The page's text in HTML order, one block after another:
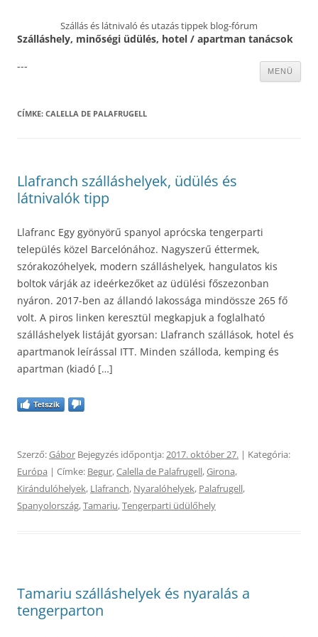
Szállás és látnivaló és utazás tippek blog-fórum
Szálláshely, minőségi üdülés, hotel / apartman tanácsok
MENÜ
---
CÍMKE: CALELLA DE PALAFRUGELL
Llafranch szálláshelyek, üdülés és
látnivalók tipp
Llafranc Egy gyönyörű spanyol aprócska tengerparti
település közel Barcelónához. Nagyszerű éttermek,
szórakozóhelyek, modern szálláshelyek, hangulatos kis
boltok várják az ideérkezőket az üdülési főszezonban
nyáron. 2017-ben az állandó lakossága mindössze 265 fő
volt. A piros linken keresztül megkapjuk a foglalható
szálláshelyek listáját gyorsan: Llafranch szállások, hotel és
apartmanok leírással ITT. Minden szálloda, kemping és
apartman (kiadó […]
Tetszik
Szerző:Gábor Bejegyzés időpontja:2017. október 27. | Kategória:
Európa | Címke: Begur,Calella de Palafrugell,Girona,
Kirándulóhelyek, Llafranch, Nyaralóhelyek, Palafrugell,
Spanyolország,Tamariu,Tengerparti üdülőhely
Tamariu szálláshelyek és nyaralás a
tengerparton